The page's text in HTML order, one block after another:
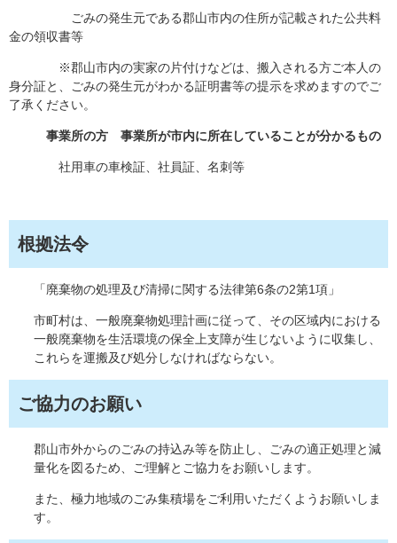
ごみの発生元である郡山市内の住所が記載された公共料
金の領収書等
※郡山市内の実家の片付けなどは、搬入される方ご本人の
身分証と、ごみの発生元がわかる証明書等の提示を求めますのでご
了承ください。
事業所の方 事業所が市内に所在していることが分かるもの
社用車の車検証、社員証、名刺等
根拠法令
「廃棄物の処理及び清掃に関する法律第6条の2第1項」
市町村は、一般廃棄物処理計画に従って、その区域内における
一般廃棄物を生活環境の保全上支障が生じないように収集し、
これらを運搬及び処分しなければならない。
ご協力のお願い
郡山市外からのごみの持込み等を防止し、ごみの適正処理と減
量化を図るため、ご理解とご協力をお願いします。
また、極力地域のごみ集積場をご利用いただくようお願いしま
す。